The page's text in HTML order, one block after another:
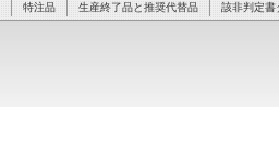
特注品 生産終了品と推奨代替品 該非判定書